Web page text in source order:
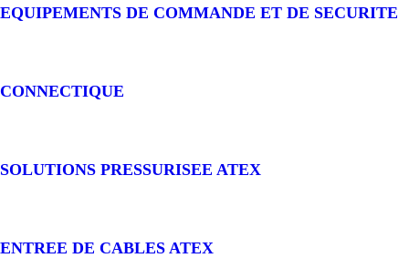
EQUIPEMENTS DE COMMANDE ET DE SECURITE
CONNECTIQUE
SOLUTIONS PRESSURISEE ATEX
ENTREE DE CABLES ATEX